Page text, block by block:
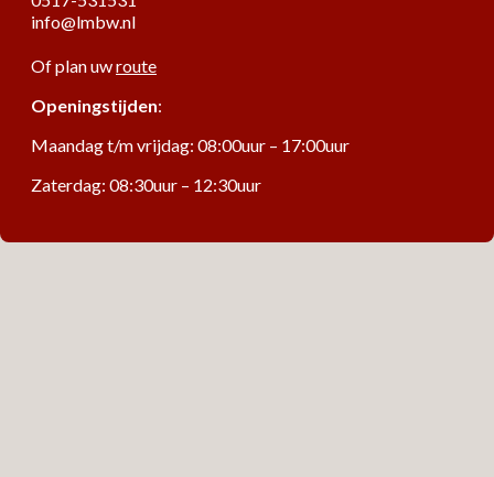
info@lmbw.nl
Of plan uwroute
Openingstijden:
Maandag t/m vrijdag: 08:00uur – 17:00uur
Zaterdag: 08:30uur – 12:30uur